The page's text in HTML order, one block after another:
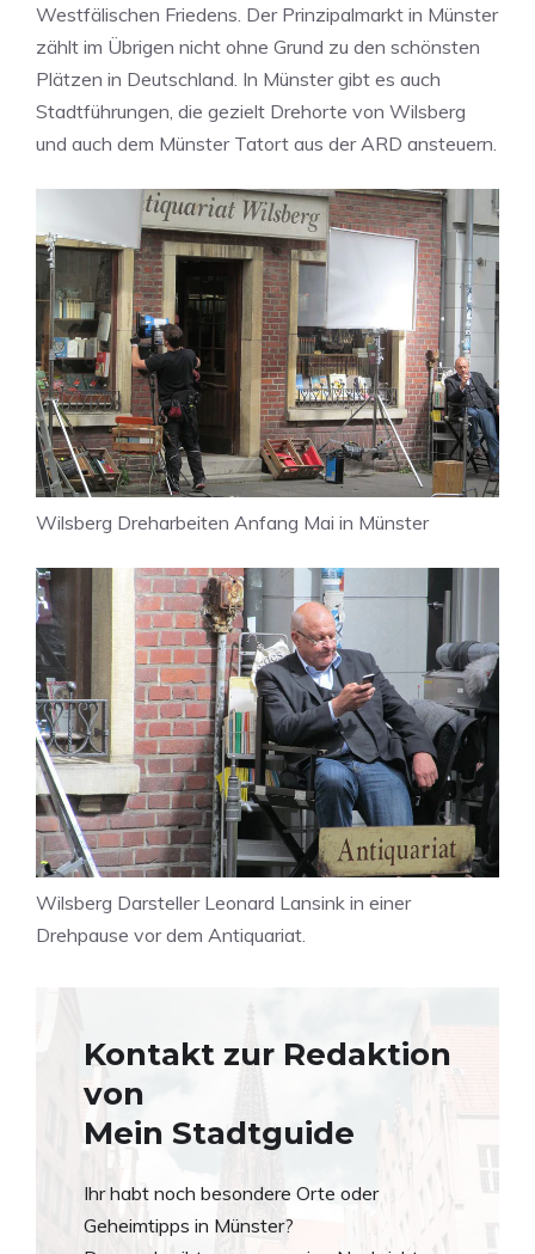
Westfälischen Friedens. Der Prinzipalmarkt in Münster
zählt im Übrigen nicht ohne Grund zu den schönsten
Plätzen in Deutschland. In Münster gibt es auch
Stadtführungen, die gezielt Drehorte von Wilsberg
und auch dem Münster Tatort aus der ARD ansteuern.
Wilsberg Dreharbeiten Anfang Mai in Münster
Wilsberg Darsteller Leonard Lansink in einer
Drehpause vor dem Antiquariat.
Kontakt zur Redaktion
von
Mein Stadtguide
Ihr habt noch besondere Orte oder
Geheimtipps in Münster?